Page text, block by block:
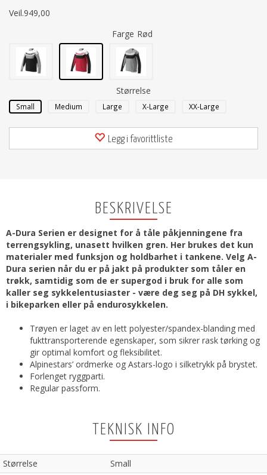
Veil.949,00
Farge Rød
Størrelse
Small Medium Large X-Large XX-Large
Legg i favorittliste
BESKRIVELSE
A-Dura Serien er designet for å tåle påkjenningene fra
terrengsykling, unasett hvilken gren. Her brukes det kun
materialer med funksjon og holdbarhet i tankene. Velg A-
Dura serien når du er på jakt på produkter som tåler en
trøkk, samtidig som de er supergod i bruk for alle som
kaller seg sykkelentusiaster - være deg seg på DH sykkel,
i bikeparken eller på endurosykkelen.
Trøyen er laget av en lett polyester/spandex-blanding med
fukttransporterende egenskaper, som sikrer rask tørking og
gir optimal komfort og fleksibilitet.
Alpinestars’ ordmerke og Astars-logo i silketrykk på brystet.
Forlenget ryggparti.
Regular passform.
TEKNISK INFO
Størrelse
Small